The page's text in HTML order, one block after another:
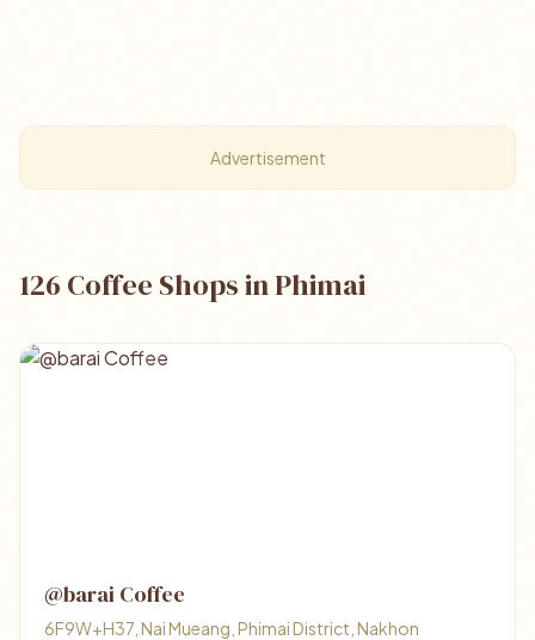
Advertisement
126 Coffee Shops in Phimai
@barai Coffee
6F9W+H37, Nai Mueang, Phimai District, Nakhon